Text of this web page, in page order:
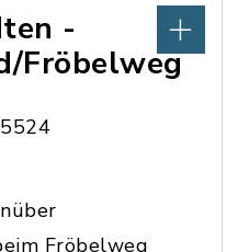
-
Fröbelweg
Fröbelweg